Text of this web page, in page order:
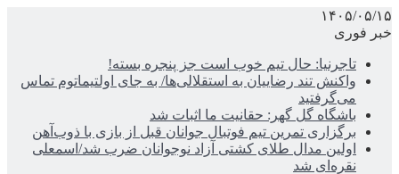
۱۴۰۵/۰۵/۱۵
خبر فوری
تاجرنیا: حال تیم خوب است جز پنجره بسته!
واکنش تند رضاییان به استقلالی‌ها/ به جای اولتیماتوم تماس
می‌گرفتید
باشگاه گل گهر: حقانیت ما اثبات شد
برگزاری تمرین تیم فوتبال جوانان قبل از بازی با ذوب‌آهن
اولین مدال طلای کشتی آزاد نوجوانان ضرب شد/اسمعلی
نقره‌ای شد